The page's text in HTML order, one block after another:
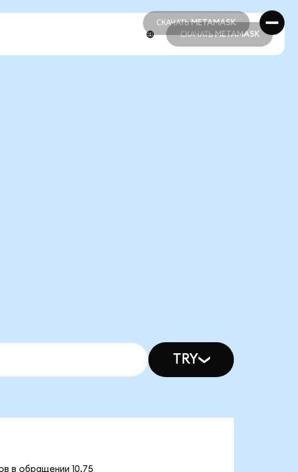
СКАЧАТЬ METAMASK
СКАЧАТЬ METAMASK
СКАЧАТЬ METAMASK
TRY
в обращении 10,75